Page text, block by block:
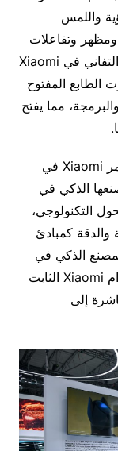
للرؤية واللمس
وتفاعلات
الكلب الحقيقي، وهو تجسيد لروح الريادة والتفاني في Xiaomi
الطابع المفتوح
مما يفتح
بالإضافة إلى المنتجات التقنية البارزة، تستمر Xiaomi في
الذكي في
التكنولوجي،
والدقة كمبادئ
الذكي في
منطقة تشانغبينغ في بكين الضوء على التزام Xiaomi الثابت
إلى